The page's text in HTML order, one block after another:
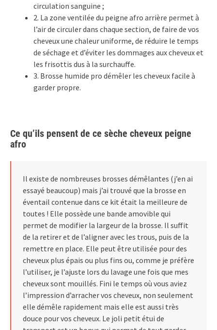
circulation sanguine ;
2. La zone ventilée du peigne afro arrière permet à
l’air de circuler dans chaque section, de faire de vos
cheveux une chaleur uniforme, de réduire le temps
de séchage et d’éviter les dommages aux cheveux et
les frisottis dus à la surchauffe.
3. Brosse humide pro démêler les cheveux facile à
garder propre.
Ce qu’ils pensent de ce sèche cheveux peigne
afro
Il existe de nombreuses brosses démêlantes (j’en ai
essayé beaucoup) mais j’ai trouvé que la brosse en
éventail contenue dans ce kit était la meilleure de
toutes ! Elle possède une bande amovible qui
permet de modifier la largeur de la brosse. Il suffit
de la retirer et de l’aligner avec les trous, puis de la
remettre en place. Elle peut être utilisée pour des
cheveux plus épais ou plus fins ou, comme je préfère
l’utiliser, je l’ajuste lors du lavage une fois que mes
cheveux sont mouillés. Fini le temps où vous aviez
l’impression d’arracher vos cheveux, non seulement
elle démêle rapidement mais elle est aussi très
douce pour vos cheveux. Le joli petit étui de